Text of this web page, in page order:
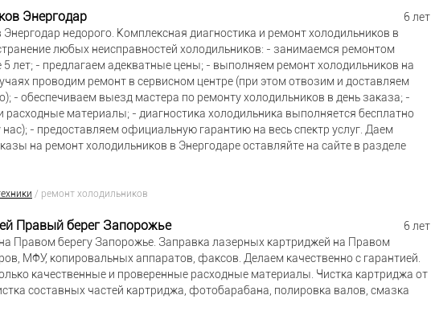
6 лет
Энергодар
недорого. Комплексная диагностика и ремонт холодильников в
любых неисправностей холодильников: - занимаемся ремонтом
лет; - предлагаем адекватные цены; - выполняем ремонт холодильников на
проводим ремонт в сервисном центре (при этом отвозим и доставляем
- обеспечиваем выезд мастера по ремонту холодильников в день заказа; -
расходные материалы; - диагностика холодильника выполняется бесплатно
- предоставляем официальную гарантию на весь спектр услуг. Даем
на ремонт холодильников в Энергодаре оставляйте на сайте в разделе
/ ремонт холодильников
6 лет
Правый берег Запорожье
Правом берегу Запорожье. Заправка лазерных картриджей на Правом
МФУ, копировальных аппаратов, факсов. Делаем качественно с гарантией.
качественные и проверенные расходные материалы. Чистка картриджа от
составных частей картриджа, фотобарабана, полировка валов, смазка